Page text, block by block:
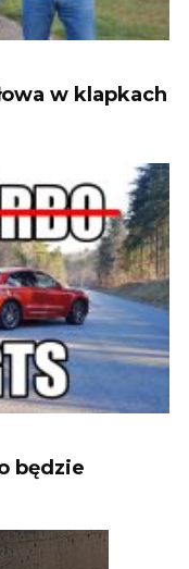
w klapkach
będzie